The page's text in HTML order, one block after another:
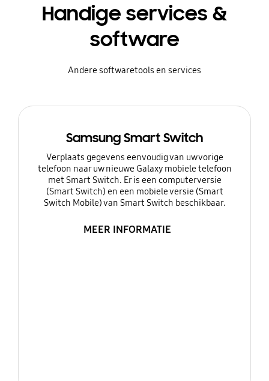
Handige services &
software
Andere softwaretools en services
Samsung Smart Switch
Verplaats gegevens eenvoudig van uw vorige
telefoon naar uw nieuwe Galaxy mobiele telefoon
met Smart Switch. Er is een computerversie
(Smart Switch) en een mobiele versie (Smart
Switch Mobile) van Smart Switch beschikbaar.
MEER INFORMATIE